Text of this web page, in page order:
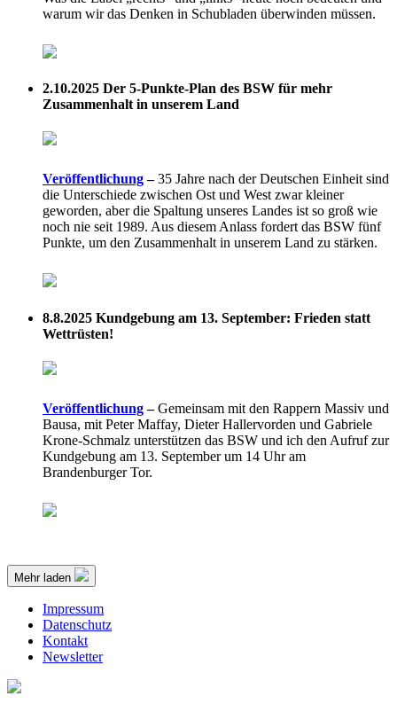
warum wir das Denken in Schubladen überwinden müssen.
2.10.2025 Der 5-Punkte-Plan des BSW für mehr
Zusammenhalt in unserem Land
Veröffentlichung–35 Jahre nach der Deutschen Einheit sind
die Unterschiede zwischen Ost und West zwar kleiner
geworden, aber die Spaltung unseres Landes ist so groß wie
noch nie seit 1989. Aus diesem Anlass fordert das BSW fünf
Punkte, um den Zusammenhalt in unserem Land zu stärken.
8.8.2025 Kundgebung am 13. September: Frieden statt
Wettrüsten!
Veröffentlichung–Gemeinsam mit den Rappern Massiv und
Bausa, mit Peter Maffay, Dieter Hallervorden und Gabriele
Krone-Schmalz unterstützen das BSW und ich den Aufruf zur
Kundgebung am 13. September um 14 Uhr am
Brandenburger Tor.
Mehr laden
Impressum
Datenschutz
Kontakt
Newsletter